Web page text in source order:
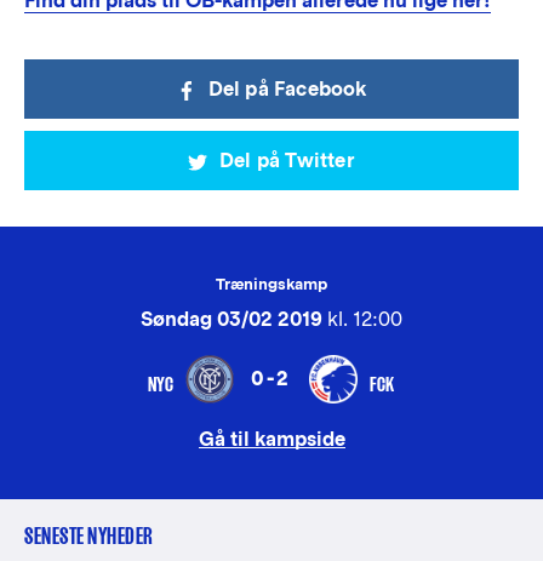
Del på Facebook
Del på Twitter
Træningskamp
Søndag 03/02 2019 kl. 12:00
NYC 0-2 FCK
Gå til kampside
SENESTE NYHEDER